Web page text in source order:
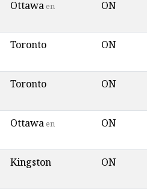
Ottawa en ON
Toronto ON
Toronto ON
Ottawaen ON
Kingston ON